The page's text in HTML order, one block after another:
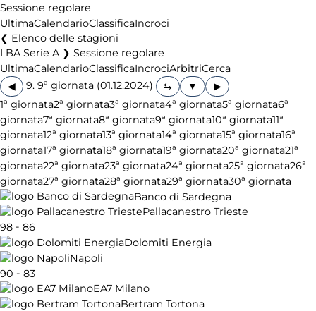
Sessione regolare
UltimaCalendarioClassificaIncroci
Elenco delle stagioni
LBA Serie A ❯ Sessione regolare
UltimaCalendarioClassificaIncrociArbitriCerca
◀
9. 9ª giornata (01.12.2024)
▶
1ª giornata2ª giornata3ª giornata4ª giornata5ª giornata6ª
giornata7ª giornata8ª giornata9ª giornata10ª giornata11ª
giornata12ª giornata13ª giornata14ª giornata15ª giornata16ª
giornata17ª giornata18ª giornata19ª giornata20ª giornata21ª
giornata22ª giornata23ª giornata24ª giornata25ª giornata26ª
giornata27ª giornata28ª giornata29ª giornata30ª giornata
Banco di Sardegna
Pallacanestro Trieste
98 - 86
Dolomiti Energia
Napoli
90 - 83
EA7 Milano
Bertram Tortona